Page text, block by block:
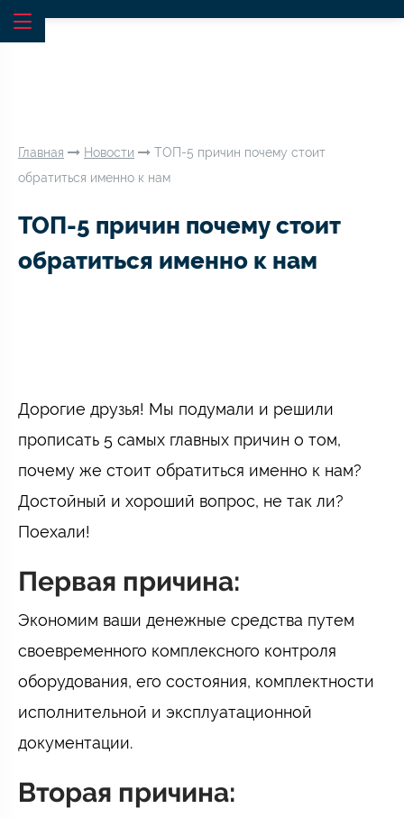
Главная Новости
ТОП-5 причин почему стоит
обратиться именно к нам
ТОП-5 причин почему стоит
обратиться именно к нам
Дорогие друзья! Мы подумали и решили
прописать 5 самых главных причин о том,
почему же стоит обратиться именно к нам?
Достойный и хороший вопрос, не так ли?
Поехали!
Первая причина:
Экономим ваши денежные средства путем
своевременного комплексного контроля
оборудования, его состояния, комплектности
исполнительной и эксплуатационной
документации.
Вторая причина: